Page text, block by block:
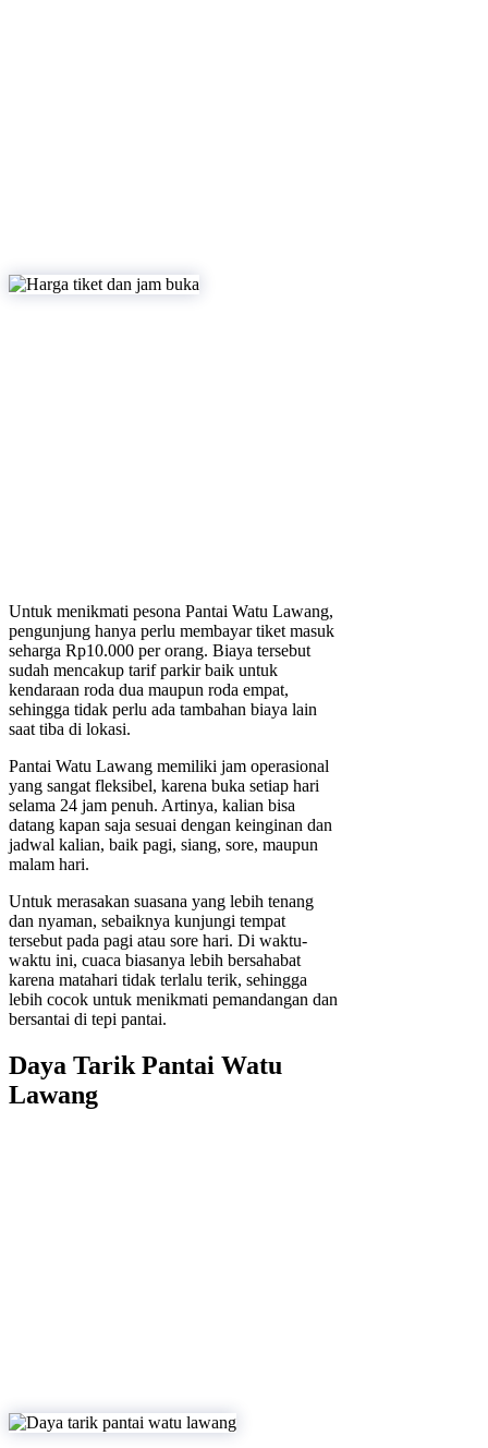
Untuk menikmati pesona Pantai Watu Lawang,
pengunjung hanya perlu membayar tiket masuk
seharga Rp10.000 per orang. Biaya tersebut
sudah mencakup tarif parkir baik untuk
kendaraan roda dua maupun roda empat,
sehingga tidak perlu ada tambahan biaya lain
saat tiba di lokasi.
Pantai Watu Lawang memiliki jam operasional
yang sangat fleksibel, karena buka setiap hari
selama 24 jam penuh. Artinya, kalian bisa
datang kapan saja sesuai dengan keinginan dan
jadwal kalian, baik pagi, siang, sore, maupun
malam hari.
Untuk merasakan suasana yang lebih tenang
dan nyaman, sebaiknya kunjungi tempat
tersebut pada pagi atau sore hari. Di waktu-
waktu ini, cuaca biasanya lebih bersahabat
karena matahari tidak terlalu terik, sehingga
lebih cocok untuk menikmati pemandangan dan
bersantai di tepi pantai.
Daya Tarik Pantai Watu
Lawang